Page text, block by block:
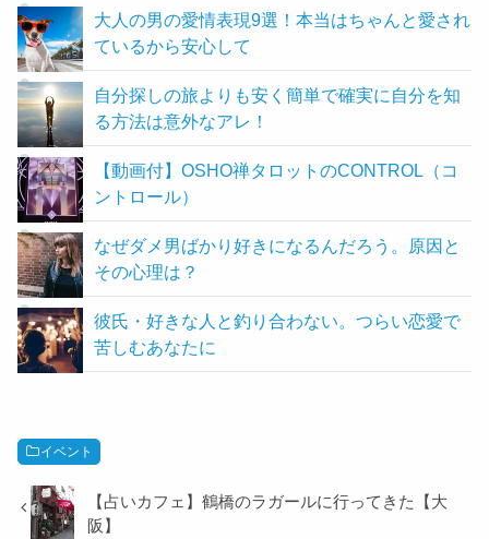
大人の男の愛情表現9選！本当はちゃんと愛され
ているから安心して
自分探しの旅よりも安く簡単で確実に自分を知
る方法は意外なアレ！
【動画付】OSHO禅タロットのCONTROL（コ
ントロール）
なぜダメ男ばかり好きになるんだろう。原因と
その心理は？
彼氏・好きな人と釣り合わない。つらい恋愛で
苦しむあなたに
イベント
【占いカフェ】鶴橋のラガールに行ってきた【大
阪】